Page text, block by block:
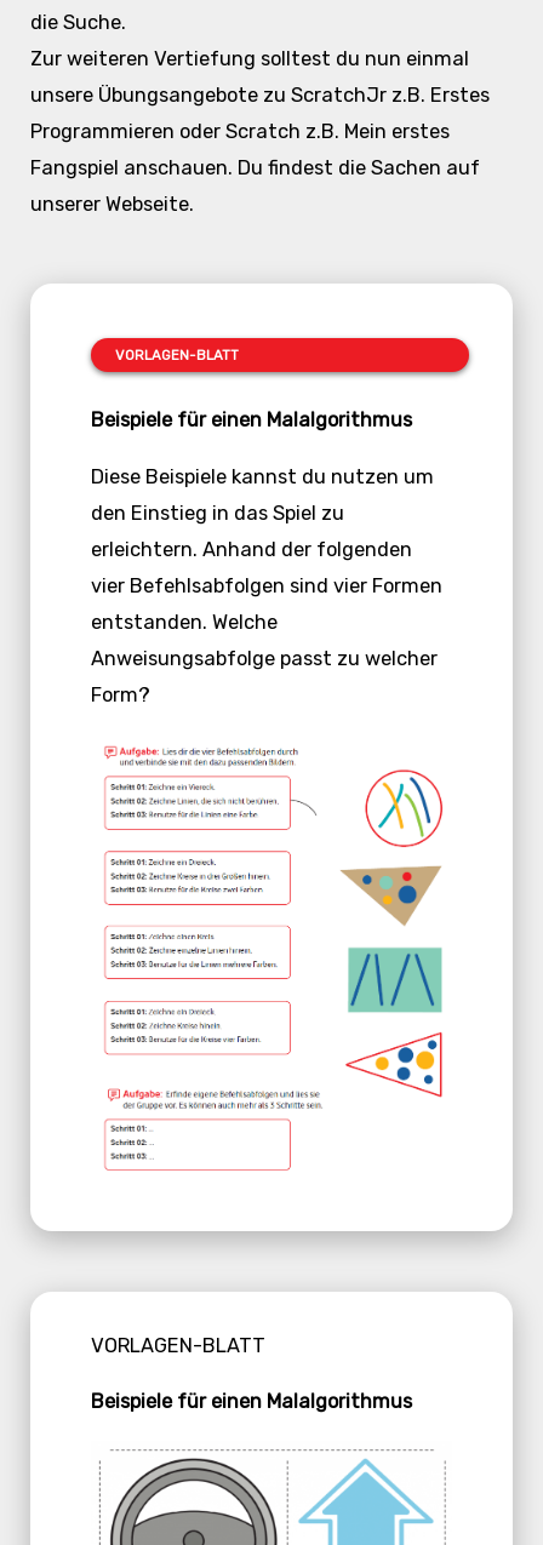
die Suche.
Zur weiteren Vertiefung solltest du nun einmal
unsere Übungsangebote zu ScratchJr z.B. Erstes
Programmieren oder Scratch z.B. Mein erstes
Fangspiel anschauen. Du findest die Sachen auf
unserer Webseite.
VORLAGEN-BLATT
Beispiele für einen Malalgorithmus
Diese Beispiele kannst du nutzen um
den Einstieg in das Spiel zu
erleichtern. Anhand der folgenden
vier Befehlsabfolgen sind vier Formen
entstanden. Welche
Anweisungsabfolge passt zu welcher
Form?
VORLAGEN-BLATT
Beispiele für einen Malalgorithmus